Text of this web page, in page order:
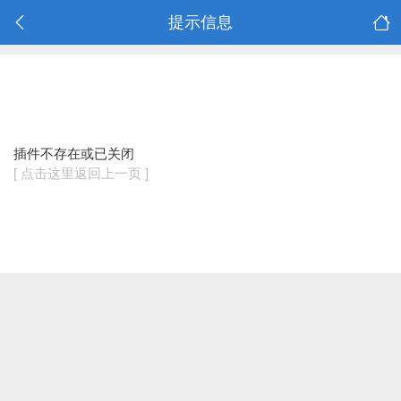
提示信息
插件不存在或已关闭
[ 点击这里返回上一页 ]